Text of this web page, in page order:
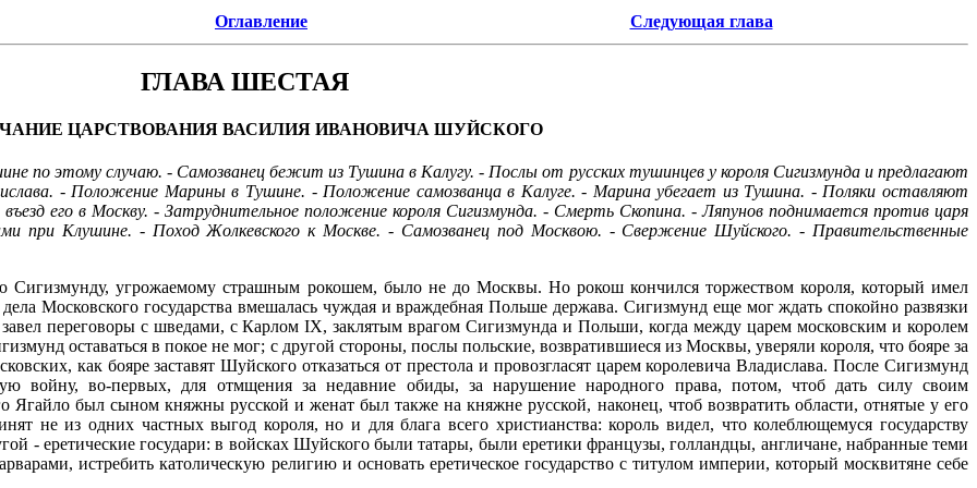
Оглавление Следующая глава
ГЛАВА ШЕСТАЯ
ЦАРСТВОВАНИЯ ВАСИЛИЯ ИВАНОВИЧА ШУЙСКОГО
по этому случаю. - Самозванец бежит из Тушина в Калугу. - Послы от русских тушинцев у короля Сигизмунда и предлагают
- Положение Марины в Тушине. - Положение самозванца в Калуге. - Марина убегает из Тушина. - Поляки оставляют
его в Москву. - Затруднительное положение короля Сигизмунда. - Смерть Скопина. - Ляпунов поднимается против царя
при Клушине. - Поход Жолкевского к Москве. - Самозванец под Москвою. - Свержение Шуйского. - Правительственные
угрожаемому страшным рокошем, было не до Москвы. Но рокош кончился торжеством короля, который имел
Московского государства вмешалась чуждая и враждебная Польше держава. Сигизмунд еще мог ждать спокойно развязки
переговоры с шведами, с Карлом IX, заклятым врагом Сигизмунда и Польши, когда между царем московским и королем
оставаться в покое не мог; с другой стороны, послы польские, возвратившиеся из Москвы, уверяли короля, что бояре за
как бояре заставят Шуйского отказаться от престола и провозгласят царем королевича Владислава. После Сигизмунд
войну, во-первых, для отмщения за недавние обиды, за нарушение народного права, потом, чтоб дать силу своим
Ягайло был сыном княжны русской и женат был также на княжне русской, наконец, чтоб возвратить области, отнятые у его
не из одних частных выгод короля, но и для блага всего христианства: король видел, что колеблющемуся государству
- еретические государи: в войсках Шуйского были татары, были еретики французы, голландцы, англичане, набранные теми
истребить католическую религию и основать еретическое государство с титулом империи, который москвитяне себе